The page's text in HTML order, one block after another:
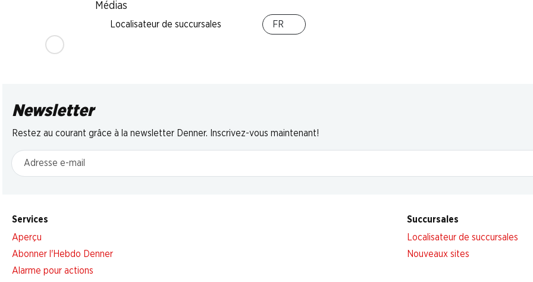
Médias
Localisateur de succursales FR
* Comparaison
concurrentielle
Newsletter
Restez au courant grâce à la newsletter Denner. Inscrivez-vous maintenant!
Adresse e-mail
Services
Aperçu
Abonner l'Hebdo Denner
Alarme pour actions
Succursales
Localisateur de succursales
Nouveaux sites